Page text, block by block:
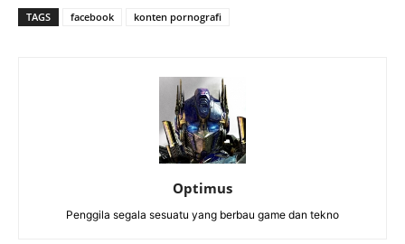
TAGS facebook konten pornografi
Optimus
Penggila segala sesuatu yang berbau game dan tekno